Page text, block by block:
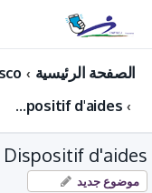
الصفحة الرئيسية
Dispositif d'aides
Dispositif d'aides
موضوع جديد